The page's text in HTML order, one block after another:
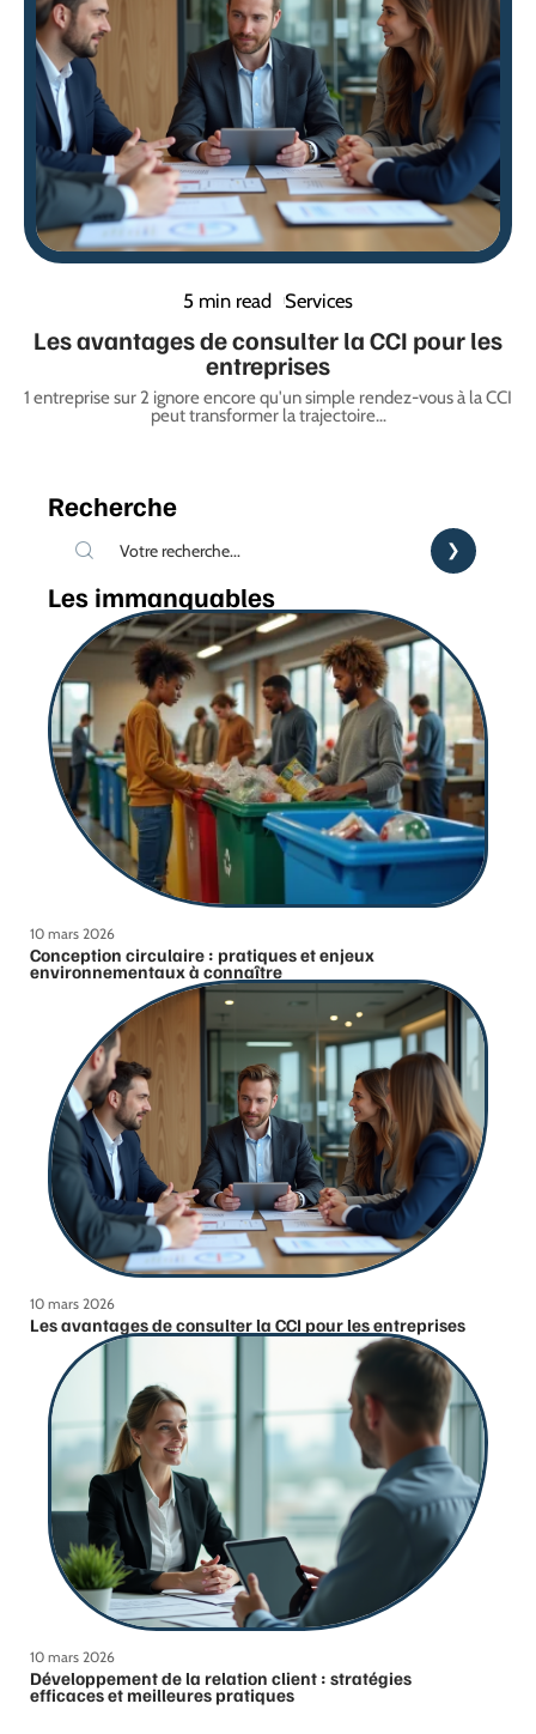
5 min read Services
Les avantages de consulter la CCI pour les
entreprises
1 entreprise sur 2 ignore encore qu'un simple rendez-vous à la CCI
peut transformer la trajectoire…
Recherche
Les immanquables
10 mars 2026
Conception circulaire : pratiques et enjeux
environnementaux à connaître
10 mars 2026
Les avantages de consulter la CCI pour les entreprises
10 mars 2026
Développement de la relation client : stratégies
efficaces et meilleures pratiques